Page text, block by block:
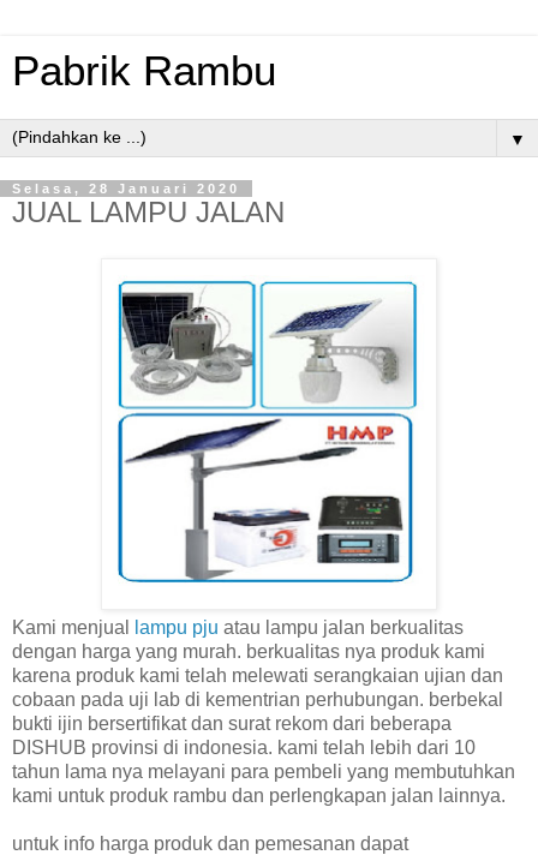
Pabrik Rambu
▼
Selasa, 28 Januari 2020
JUAL LAMPU JALAN
Kami menjual lampu pju atau lampu jalan berkualitas
dengan harga yang murah. berkualitas nya produk kami
karena produk kami telah melewati serangkaian ujian dan
cobaan pada uji lab di kementrian perhubungan. berbekal
bukti ijin bersertifikat dan surat rekom dari beberapa
DISHUB provinsi di indonesia. kami telah lebih dari 10
tahun lama nya melayani para pembeli yang membutuhkan
kami untuk produk rambu dan perlengkapan jalan lainnya.
untuk info harga produk dan pemesanan dapat